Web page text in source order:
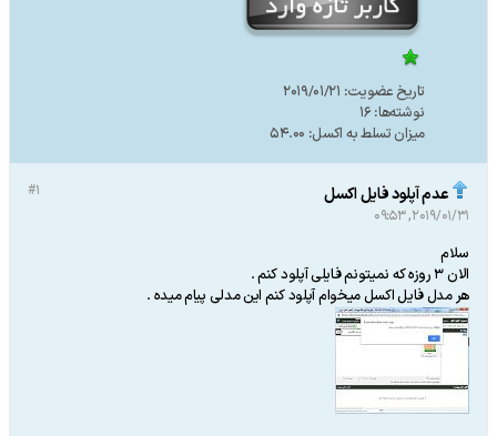
تاریخ عضویت: 2019/01/21
نوشته‌ها: 16
میزان تسلط به اکسل: 54.00
#1 عدم آپلود فایل اکسل
2019/01/31, 09:53
سلام
الان 3 روزه که نمیتونم فایلی آپلود کنم .
هر مدل فایل اکسل میخوام آپلود کنم این مدلی پیام میده .